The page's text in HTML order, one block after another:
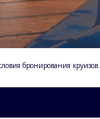
бронирования круизов.